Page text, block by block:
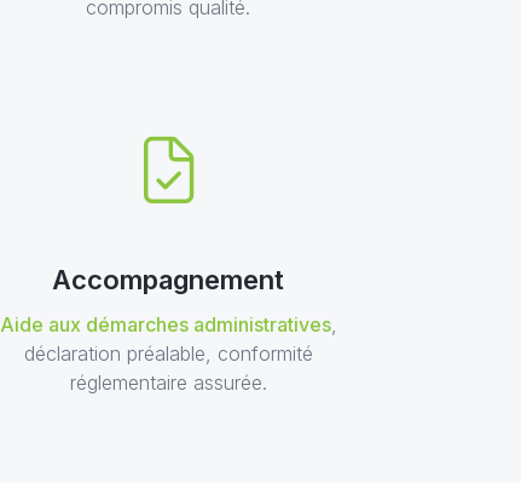
compromis qualité.
Accompagnement
Aide aux démarches administratives,
déclaration préalable, conformité
réglementaire assurée.